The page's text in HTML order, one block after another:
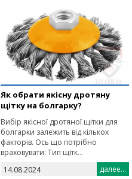
Як обрати якісну дротяну
щітку на болгарку?
Вибір якісної дротяної щітки для
болгарки залежить від кількох
факторів. Ось що потрібно
враховувати: Тип щітк...
14.08.2024
далее...